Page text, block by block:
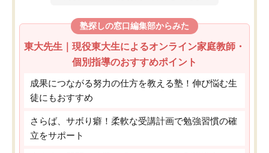
塾探しの窓口編集部からみた
東大先生｜現役東大生によるオンライン家庭教師・
個別指導のおすすめポイント
成果につながる努力の仕方を教える塾！伸び悩む生
徒にもおすすめ
さらば、サボり癖！柔軟な受講計画で勉強習慣の確
立をサポート